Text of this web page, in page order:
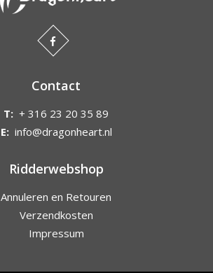
Contact
T: + 316 23 20 35 89
E: info@dragonheart.nl
Ridderwebshop
Annuleren en Retouren
Verzendkosten
Impressum